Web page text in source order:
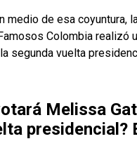
medio de esa coyuntura,
Colombia realizó
segunda vuelta
Melissa
presidencial?